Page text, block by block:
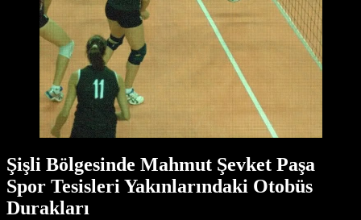
Şişli Bölgesinde Mahmut Şevket Paşa
Spor Tesisleri Yakınlarındaki Otobüs
Durakları